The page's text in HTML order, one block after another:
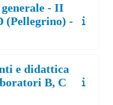
- II
(Pellegrino) -
e didattica
B, C